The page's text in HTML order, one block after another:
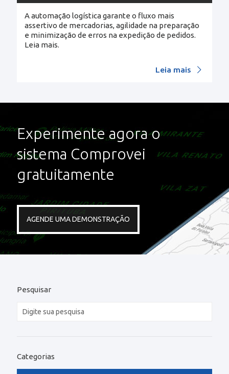
A automação logística garante o fluxo mais
assertivo de mercadorias, agilidade na preparação
e minimização de erros na expedição de pedidos.
Leia mais.
Leia mais
Experimente agora o
sistema Comprovei
gratuitamente
AGENDE UMA DEMONSTRAÇÃO
Pesquisar
Categorias